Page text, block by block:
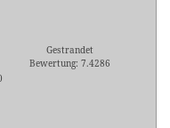
Gestrandet
Bewertung: 7.4286